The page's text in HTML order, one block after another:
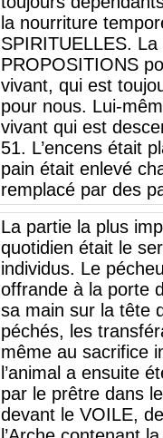
la nourriture
SPIRITUELLES.
PROPOSITIONS
vivant, qui est
pour nous. Lui-
vivant qui est
51. L’encens était
pain était enlevé
remplacé par des
La partie la plus
quotidien était le
individus. Le
offrande à la porte
sa main sur la tête
péchés, les
même au sacrifice
l’animal a ensuite
par le prêtre dans
devant le VOILE,